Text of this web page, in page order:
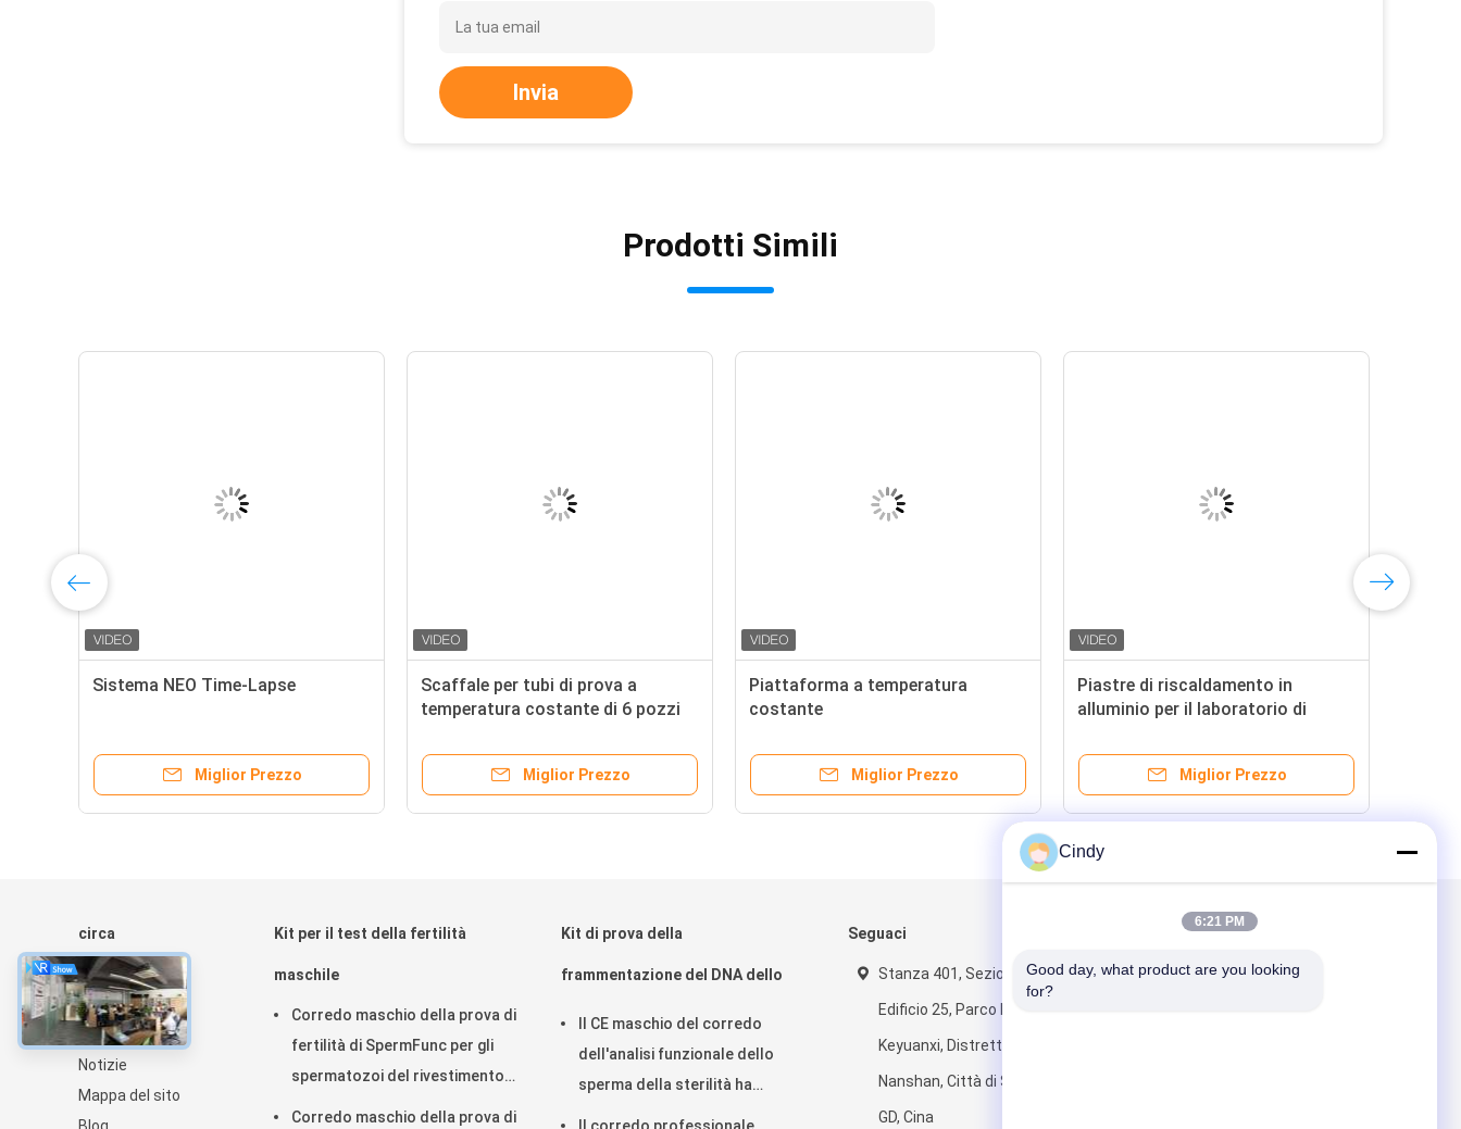
Invia
Prodotti Simili
Sistema NEO Time-Lapse
Miglior Prezzo
Scaffale per tubi di prova a
temperatura costante di 6 pozzi
Miglior Prezzo
Piattaforma a temperatura
costante
Miglior Prezzo
Piastre di riscaldamento in
alluminio per il laboratorio di
Miglior Prezzo
circa
Casa
Prodotti
Circa noi
Notizie
Mappa del sito
Kit per il test della fertilità
maschile
Corredo maschio della prova di
fertilità di SpermFunc per gli
spermatozoi del rivestimento
Corredo maschio della prova di
Kit di prova della
frammentazione del DNA dello
spermaIl CE maschio del corredo
dell'analisi funzionale dello
sperma della sterilità ha
Seguaci
Stanza 401, Sezione 2,
Edificio 25, Parco Industriale
Keyuanxi, Distretto di
Nanshan, Città di Shenzhen
GD, Cina
Cindy
6:21 PM
Good day, what product are you looking
for?